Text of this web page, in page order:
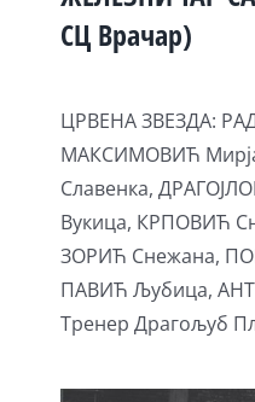
СЦ Врачар)
ЦРВЕНА ЗВЕЗДА:
МАКСИМОВИЋ
Славенка,
Вукица, КРПОВИЋ
ЗОРИЋ Снежана,
ПАВИЋ Љубица,
Тренер Драгољуб